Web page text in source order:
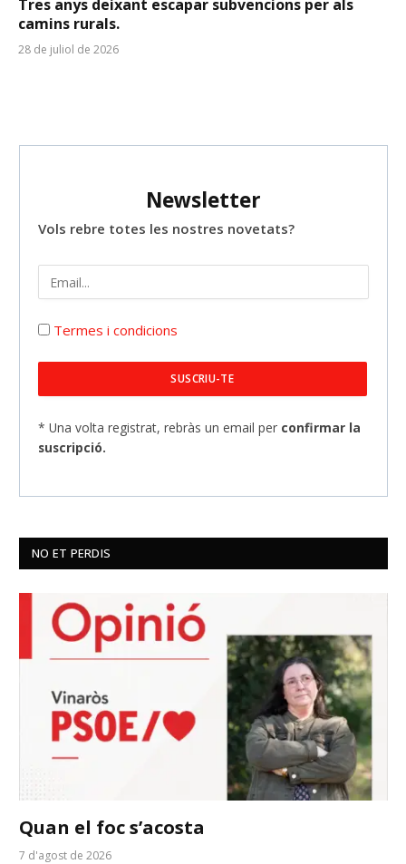
Tres anys deixant escapar subvencions per als
camins rurals.
28 de juliol de 2026
Newsletter
Vols rebre totes les nostres novetats?
Termes i condicions
* Una volta registrat, rebràs un email per confirmar la
suscripció.
NO ET PERDIS
Quan el foc s’acosta
7 d'agost de 2026